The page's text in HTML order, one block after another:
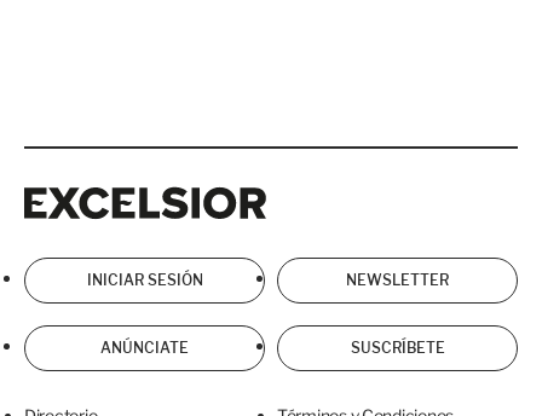
INICIAR SESIÓN NEWSLETTER
ANÚNCIATE SUSCRÍBETE